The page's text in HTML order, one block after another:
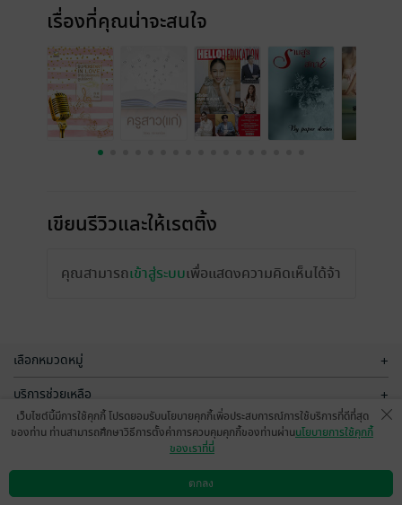
เรื่องที่คุณน่าจะสนใจ
เขียนรีวิวและให้เรตติ้ง
คุณสามารถเข้าสู่ระบบเพื่อแสดงความคิดเห็นได้จ้า
เลือกหมวดหมู่ +
บริการช่วยเหลือ +
เกี่ยวกับเรา
ดาวน์โหลดแอป วิธีการใช้งาน ติดต่อเรา
เว็บไซต์นี้มีการใช้คุกกี้ โปรดยอมรับนโยบายคุกกี้เพื่อประสบการณ์การใช้บริการที่ดีที่สุด
ของท่าน ท่านสามารถศึกษาวิธีการตั้งค่าการควบคุมคุกกี้ของท่านผ่านนโยบายการใช้คุกกี้
ของเราที่นี่
ตกลง